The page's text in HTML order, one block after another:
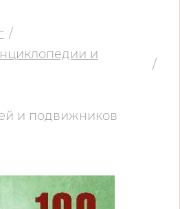
и
и подвижников